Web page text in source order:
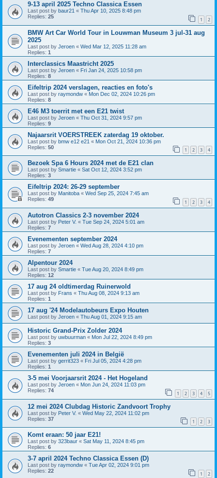
9-13 april 2025 Techno Classica Essen
Last post by baur21 « Thu Apr 10, 2025 8:48 pm
Replies: 25 1 2
BMW Art Car World Tour in Louwman Museum 3 jul-31 aug
2025
Last post by Jeroen « Wed Mar 12, 2025 11:28 am
Replies: 1
Interclassics Maastricht 2025
Last post by Jeroen « Fri Jan 24, 2025 10:58 pm
Replies: 8
Eifeltrip 2024 verslagen, reacties en foto's
Last post by raymondw « Mon Dec 02, 2024 10:26 pm
Replies: 8
E46 M3 toerrit met een E21 twist
Last post by Jeroen « Thu Oct 31, 2024 9:57 pm
Replies: 9
Najaarsrit VOERSTREEK zaterdag 19 oktober.
Last post by bmw e12 e21 « Mon Oct 21, 2024 10:36 pm
Replies: 50 1 2 3 4
Bezoek Spa 6 Hours 2024 met de E21 clan
Last post by Smartie « Sat Oct 12, 2024 3:52 pm
Replies: 3
Eifeltrip 2024: 26-29 september
Last post by Manitoba « Wed Sep 25, 2024 7:45 am
Replies: 49 1 2 3 4
Autotron Classics 2-3 november 2024
Last post by Peter V. « Tue Sep 24, 2024 5:01 am
Replies: 7
Evenementen september 2024
Last post by Jeroen « Wed Aug 28, 2024 4:10 pm
Replies: 7
Alpentour 2024
Last post by Smartie « Tue Aug 20, 2024 8:49 pm
Replies: 12
17 aug 24 oldtimerdag Ruinerwold
Last post by Frans « Thu Aug 08, 2024 9:13 am
Replies: 1
17 aug '24 Modelautobeurs Expo Houten
Last post by Jeroen « Thu Aug 01, 2024 9:15 am
Historic Grand-Prix Zolder 2024
Last post by uwbuurman « Mon Jul 22, 2024 8:49 pm
Replies: 3
Evenementen juli 2024 in België
Last post by gerrit323 « Fri Jul 05, 2024 4:28 pm
Replies: 1
3-5 mei Voorjaarsrit 2024 - Het Hogeland
Last post by Jeroen « Mon Jun 24, 2024 11:03 pm
Replies: 74 1 2 3 4 5
12 mei 2024 Clubdag Historic Zandvoort Trophy
Last post by Peter V. « Wed May 22, 2024 11:02 pm
Replies: 37 1 2 3
Komt eraan: 50 jaar E21!
Last post by 323baur « Sat May 11, 2024 8:45 pm
Replies: 6
3-7 april 2024 Techno Classica Essen (D)
Last post by raymondw « Tue Apr 02, 2024 9:01 pm
Replies: 22 1 2